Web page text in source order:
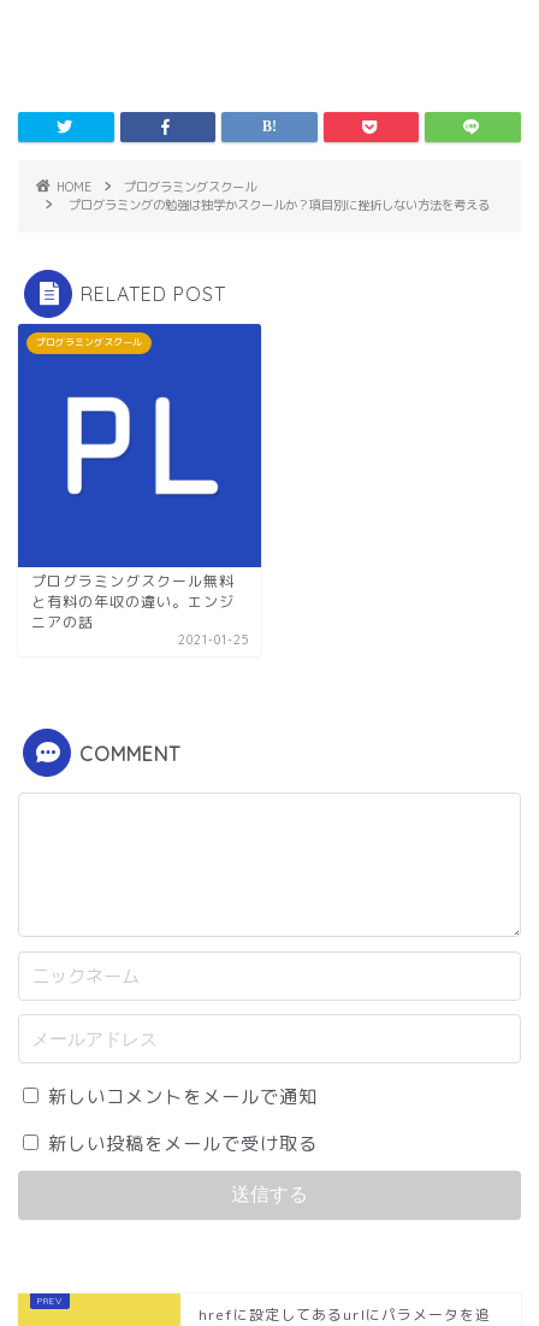
す
HOME
プログラミングスクール
プログラミングの勉強は独学かスクールか？項目別に挫折しない方法を考える
RELATED POST
プログラミングスクール
プログラミングスクール無料
と有料の年収の違い。エンジ
ニアの話
2021-01-25
COMMENT
新しいコメントをメールで通知
新しい投稿をメールで受け取る
hrefに設定してあるurlにパラメータを追